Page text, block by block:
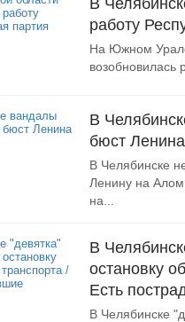
В
работу
На Южном
возобновилась
В
бюст
В Челябинске
Ленину на Алом
на...
В
остановку
Есть
В Челябинске